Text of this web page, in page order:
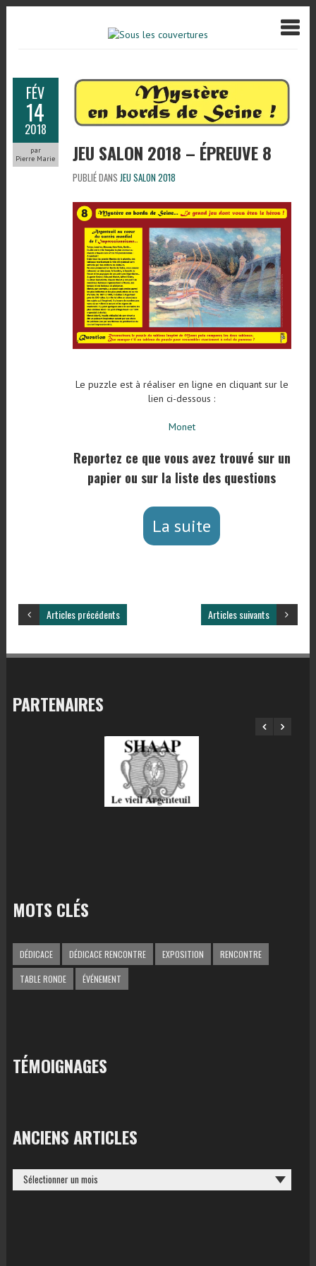
FÉV
14
2018
par
Pierre Marie
JEU SALON 2018 – ÉPREUVE 8
PUBLIÉ DANS JEU SALON 2018
Le puzzle est à réaliser en ligne en cliquant sur le
lien ci-dessous :
Monet
Reportez ce que vous avez trouvé sur un
papier ou sur la liste des questions
La suite
Articles suivants
Articles précédents
PARTENAIRES
MOTS CLÉS
DÉDICACE DÉDICACE RENCONTRE EXPOSITION RENCONTRE
TABLE RONDE ÉVÉNEMENT
TÉMOIGNAGES
ANCIENS ARTICLES
ANCIENS